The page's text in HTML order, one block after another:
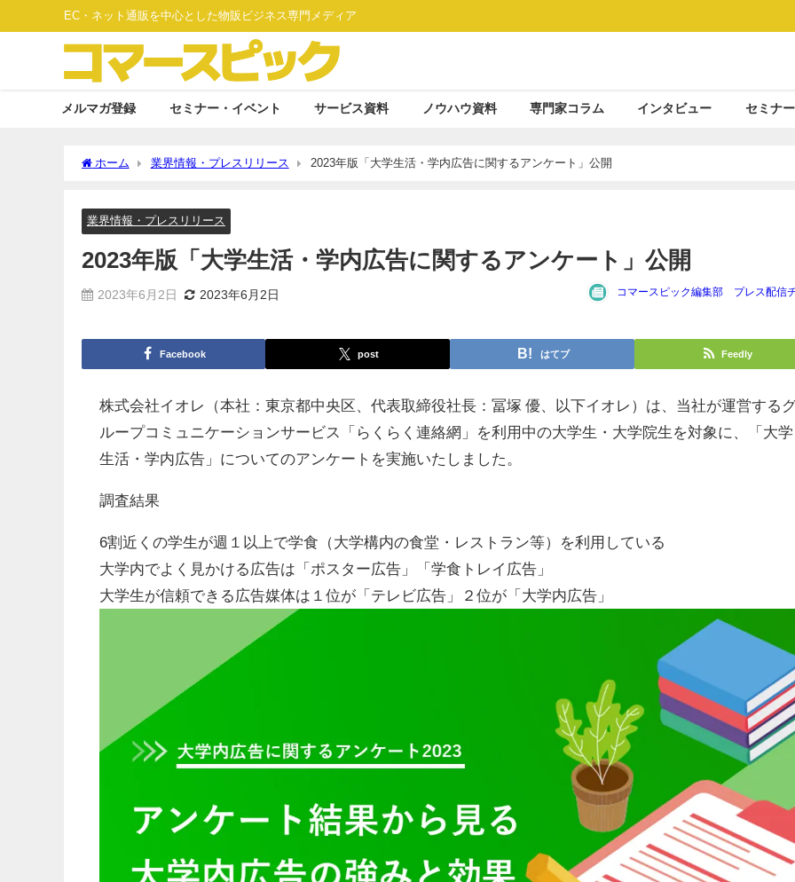
EC・ネット通販を中心とした物販ビジネス専門メディア
メルマガ登録 セミナー・イベント サービス資料 ノウハウ資料 専門家コラム インタビュー セミナ
ホーム 業界情報・プレスリリース 2023年版「大学生活・学内広告に関するアンケート」公開
業界情報・プレスリリース
2023年版「大学生活・学内広告に関するアンケート」公開
2023年6月2日 2023年6月2日 コマースピック編集部 プレス配信
Facebook post はてブ Feedly
株式会社イオレ（本社：東京都中央区、代表取締役社長：冨塚 優、以下イオレ）は、当社が運営する
ループコミュニケーションサービス「らくらく連絡網」を利用中の大学生・大学院生を対象に、「大学
生活・学内広告」についてのアンケートを実施いたしました。
調査結果
6割近くの学生が週１以上で学食（大学構内の食堂・レストラン等）を利用している
大学内でよく見かける広告は「ポスター広告」「学食トレイ広告」
大学生が信頼できる広告媒体は１位が「テレビ広告」２位が「大学内広告」